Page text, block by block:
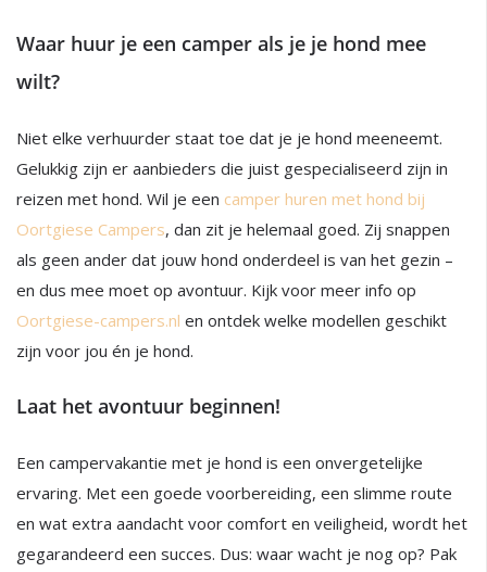
Waar huur je een camper als je je hond mee
wilt?
Niet elke verhuurder staat toe dat je je hond meeneemt.
Gelukkig zijn er aanbieders die juist gespecialiseerd zijn in
reizen met hond. Wil je een camper huren met hond bij
Oortgiese Campers, dan zit je helemaal goed. Zij snappen
als geen ander dat jouw hond onderdeel is van het gezin –
en dus mee moet op avontuur. Kijk voor meer info op
Oortgiese-campers.nl en ontdek welke modellen geschikt
zijn voor jou én je hond.
Laat het avontuur beginnen!
Een campervakantie met je hond is een onvergetelijke
ervaring. Met een goede voorbereiding, een slimme route
en wat extra aandacht voor comfort en veiligheid, wordt het
gegarandeerd een succes. Dus: waar wacht je nog op? Pak